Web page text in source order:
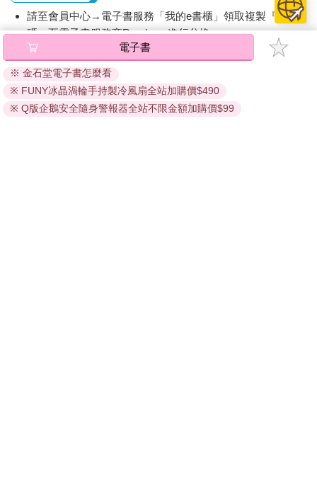
請至會員中心→電子書服務「我的e書櫃」領取複製『兌換
碼』至電子書服務商Readmoo進行兌換。
退換貨須知：
因版權保護，您在金石堂所購買的電子書僅能以金石堂專屬
的閱讀軟體開啟閱讀，無法以其他閱讀器或直接下載檔案。
依據「消費者保護法」第19條及行政院消費者保護處公告之
電子書
※ 金石堂電子書怎麼看
※ FUNY冰晶渦輪手持製冷風扇全站加購價$490
※ Q版企鵝安全隨身警報器全站不限金額加購價$99